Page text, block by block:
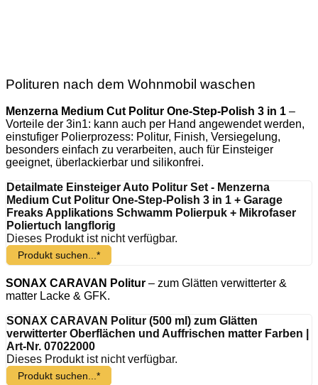
Polituren nach dem Wohnmobil waschen
Menzerna Medium Cut Politur One-Step-Polish 3 in 1 –
Vorteile der 3in1: kann auch per Hand angewendet werden,
einstufiger Polierprozess: Politur, Finish, Versiegelung,
besonders einfach zu verarbeiten, auch für Einsteiger
geeignet, überlackierbar und silikonfrei.
Detailmate Einsteiger Auto Politur Set - Menzerna
Medium Cut Politur One-Step-Polish 3 in 1 + Garage
Freaks Applikations Schwamm Polierpuk + Mikrofaser
Poliertuch langflorig
Dieses Produkt ist nicht verfügbar.
Produkt suchen...*
SONAX CARAVAN Politur – zum Glätten verwitterter &
matter Lacke & GFK.
SONAX CARAVAN Politur (500 ml) zum Glätten
verwitterter Oberflächen und Auffrischen matter Farben |
Art-Nr. 07022000
Dieses Produkt ist nicht verfügbar.
Produkt suchen...*